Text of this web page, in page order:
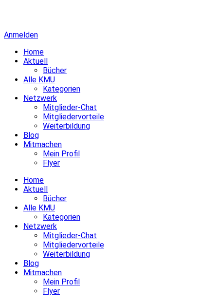
Anmelden
Home
Aktuell
Bücher
Alle KMU
Kategorien
Netzwerk
Mitglieder-Chat
Mitgliedervorteile
Weiterbildung
Blog
Mitmachen
Mein Profil
Flyer
Home
Aktuell
Bücher
Alle KMU
Kategorien
Netzwerk
Mitglieder-Chat
Mitgliedervorteile
Weiterbildung
Blog
Mitmachen
Mein Profil
Flyer